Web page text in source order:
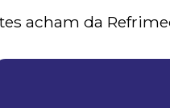
acham da